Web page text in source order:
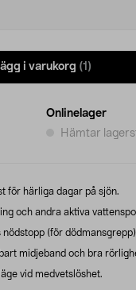
i varukorg (1)
Onlinelager
Hämtar
för härliga dagar på sjön.
och andra aktiva
(för
midjeband och bra
vid medvetslöshet.